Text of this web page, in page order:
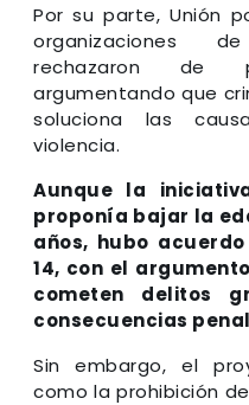
Por su parte, Unión
organizaciones
rechazaron de
argumentando que
soluciona las
violencia.
Aunque la
proponía bajar la
años, hubo
14, con el
cometen delitos
consecuencias
Sin embargo, el
como la prohibición